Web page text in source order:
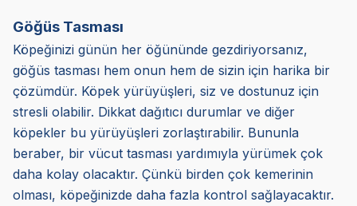
Göğüs Tasması
Köpeğinizi günün her öğününde gezdiriyorsanız,
göğüs tasması hem onun hem de sizin için harika bir
çözümdür. Köpek yürüyüşleri, siz ve dostunuz için
stresli olabilir. Dikkat dağıtıcı durumlar ve diğer
köpekler bu yürüyüşleri zorlaştırabilir. Bununla
beraber, bir vücut tasması yardımıyla yürümek çok
daha kolay olacaktır. Çünkü birden çok kemerinin
olması, köpeğinizde daha fazla kontrol sağlayacaktır.